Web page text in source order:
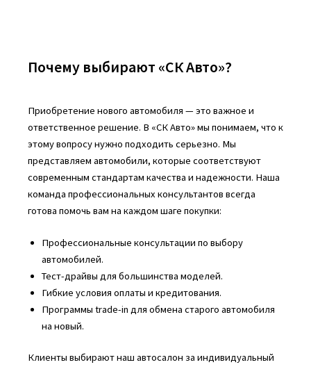
Почему выбирают «СК Авто»?
Приобретение нового автомобиля — это важное и
ответственное решение. В «СК Авто» мы понимаем, что к
этому вопросу нужно подходить серьезно. Мы
представляем автомобили, которые соответствуют
современным стандартам качества и надежности. Наша
команда профессиональных консультантов всегда
готова помочь вам на каждом шаге покупки:
Профессиональные консультации по выбору
автомобилей.
Тест-драйвы для большинства моделей.
Гибкие условия оплаты и кредитования.
Программы trade-in для обмена старого автомобиля
на новый.
Клиенты выбирают наш автосалон за индивидуальный